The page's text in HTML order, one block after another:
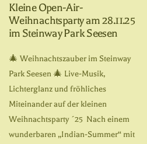
Kleine Open-Air-
Weihnachtsparty am 28.11.25
im Steinway Park Seesen
🎄 Weihnachtszauber im Steinway
Park Seesen 🎄 Live-Musik,
Lichterglanz und fröhliches
Miteinander auf der kleinen
Weihnachtsparty ´25 Nach einem
wunderbaren „Indian-Summer“ mit